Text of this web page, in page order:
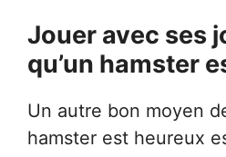
Jouer avec ses
qu’un hamster
Un autre bon moyen
hamster est heureux